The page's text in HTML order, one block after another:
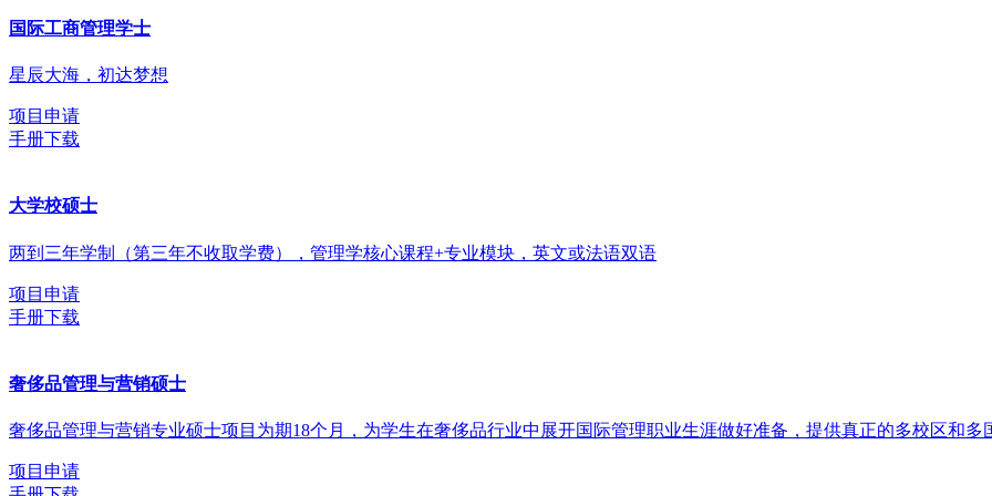
国际工商管理学士
星辰大海，初达梦想
项目申请
手册下载
大学校硕士
两到三年学制（第三年不收取学费），管理学核心课程+专业模块，英文或法语双语
项目申请
手册下载
奢侈品管理与营销硕士
奢侈品管理与营销专业硕士项目为期18个月，为学生在奢侈品行业中展开国际管理职业生涯做好准备，提供真正的多校区和多
项目申请